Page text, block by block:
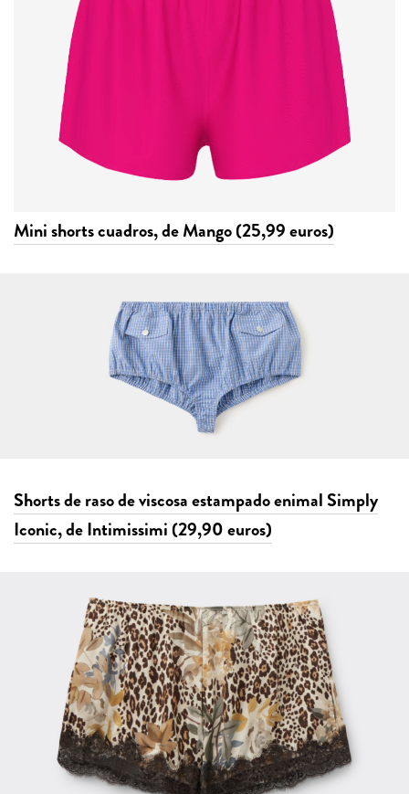
Mini shorts cuadros, de Mango (25,99 euros)
Shorts de raso de viscosa estampado enimal Simply
Iconic, de Intimissimi (29,90 euros)